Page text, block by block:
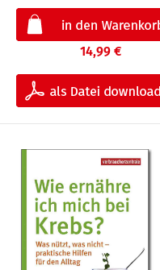
14,99 €